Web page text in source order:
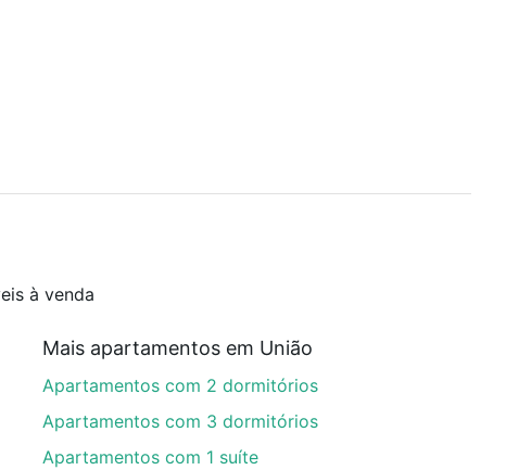
à venda
Mais apartamentos em União
Apartamentos com 2 dormitórios
Apartamentos com 3 dormitórios
Apartamentos com 1 suíte